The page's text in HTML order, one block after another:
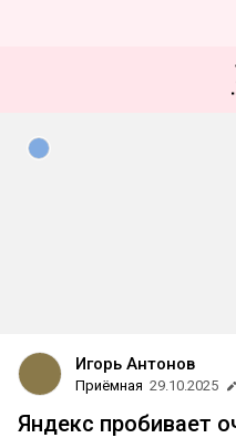
Игорь Антонов
Приёмная 29.10.2025
Яндекс пробивает